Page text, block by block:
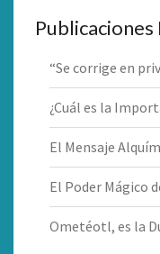
Publicaciones
“Se corrige en
¿Cuál es la
El Mensaje
El Poder Mágico
Ometéotl, es la